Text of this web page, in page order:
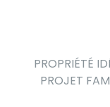
PROPRIÉTÉ
PROJET